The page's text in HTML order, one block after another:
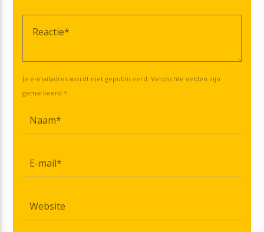
Je e-mailadres wordt niet gepubliceerd. Verplichte velden zijn
gemarkeerd *